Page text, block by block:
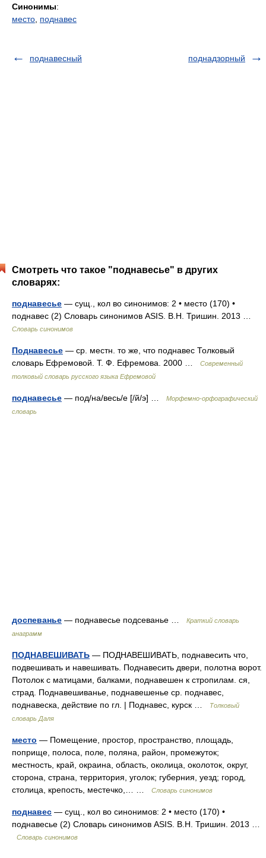
Синонимы:
место поднавес
поднавесный поднадзорный
Смотреть что такое "поднавесье" в других
словарях:
поднавесье — сущ., кол во синонимов: 2 • место (170) •
поднавес (2) Словарь синонимов ASIS. В.Н. Тришин. 2013 …
Словарь синонимов
Поднавесье — ср. местн. то же, что поднавес Толковый
словарь Ефремовой. Т. Ф. Ефремова. 2000 …
Современный
толковый словарь русского языка Ефремовой
поднавесье — под/на/весь/е [/й/э] …
Морфемно-орфографический
словарь
доспеванье — поднавесье подсеванье …
Краткий словарь
анаграмм
ПОДНАВЕШИВАТЬ — ПОДНАВЕШИВАТЬ, поднавесить что,
подвешивать и навешивать. Поднавесить двери, полотна ворот.
Потолок с матицами, балками, поднавешен к стропилам. ся,
страд. Поднавешиванье, поднавешенье ср. поднавес,
поднавеска, действие по гл. | Поднавес, курск …
Толковый
словарь Даля
место — Помещение, простор, пространство, площадь,
поприще, полоса, поле, поляна, район, промежуток;
местность, край, окраина, область, околица, околоток, округ,
сторона, страна, территория, уголок; губерния, уезд; город,
столица, крепость, местечко,… …
Словарь синонимов
поднавес — сущ., кол во синонимов: 2 • место (170) •
поднавесье (2) Словарь синонимов ASIS. В.Н. Тришин. 2013 …
Словарь синонимов